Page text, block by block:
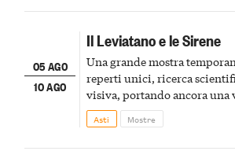
05 AGO
10 AGO
Il Leviatano e le Sirene
Una grande mostra
reperti unici, ricerca
visiva, portando ancora una
della scena le meraviglie del
Asti Mostre